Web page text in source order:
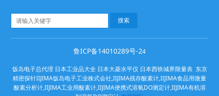
鲁ICP备14010289号-24
饭岛电子总代理 日本工业品大全 日本大菱水平仪 日本西铁城界限量表 东京
精密探针IIJIMA饭岛电子工业株式会社,IIJIMA残存酸素计,IIJIMA食品用微量
酸素分析计,IIJIMA工业用酸素计,IIJIMA便携式溶氧DO测定计,IIJIMA有机溶